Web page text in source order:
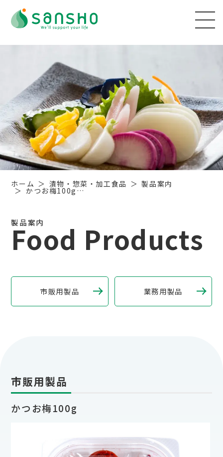
ホーム 漬物・惣菜・加工食品 製品案内
かつお梅100g…
製品案内
Food Products
市販用製品 業務用製品
市販用製品
かつお梅100g